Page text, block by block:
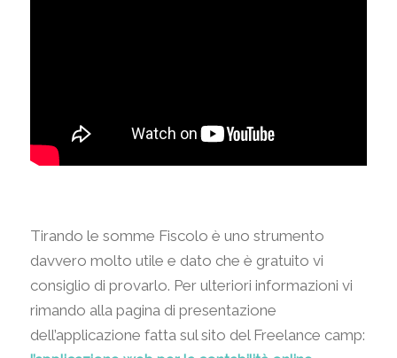
Tirando le somme Fiscolo è uno strumento
davvero molto utile e dato che è gratuito vi
consiglio di provarlo. Per ulteriori informazioni vi
rimando alla pagina di presentazione
dell’applicazione fatta sul sito del Freelance camp: